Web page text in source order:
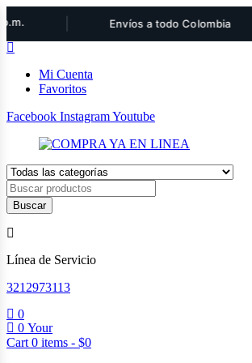
Envíos a todo Colombia
Mi Cuenta
Favoritos
Facebook InstagramYoutube
Products
search
Buscar
Línea de Servicio
3212973113
0
0 Your
Cart 0 items - $0